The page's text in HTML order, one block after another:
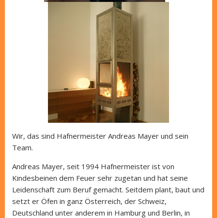
Wir, das sind Hafnermeister Andreas Mayer und sein
Team.
Andreas Mayer, seit 1994 Hafnermeister ist von
Kindesbeinen dem Feuer sehr zugetan und hat seine
Leidenschaft zum Beruf gemacht. Seitdem plant, baut und
setzt er Öfen in ganz Österreich, der Schweiz,
Deutschland unter anderem in Hamburg und Berlin, in